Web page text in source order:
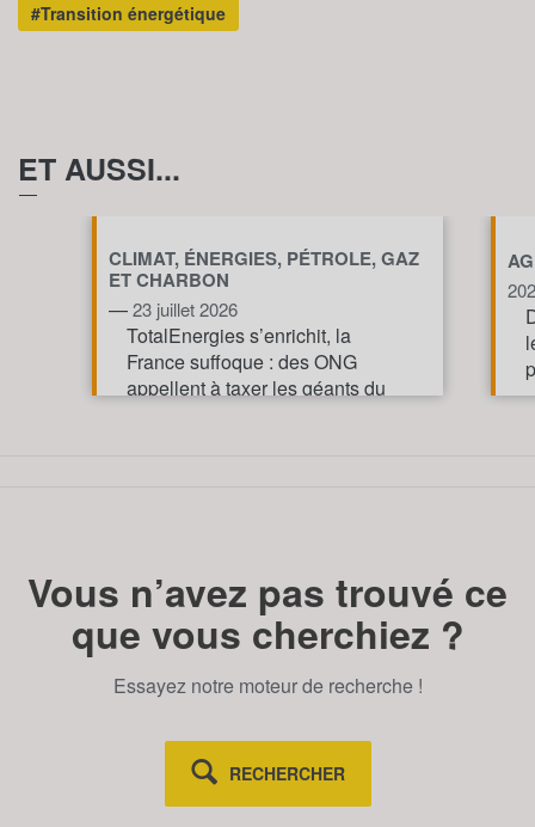
#Transition énergétique
ET AUSSI...
CLIMAT, ÉNERGIES, PÉTROLE, GAZ
ET CHARBON
—23 juillet 2026
TotalEnergies s’enrichit, la
France suffoque : des ONG
appellent à taxer les géants du
Vous n’avez pas trouvé ce
que vous cherchiez ?
Essayez notre moteur de recherche !
RECHERCHER